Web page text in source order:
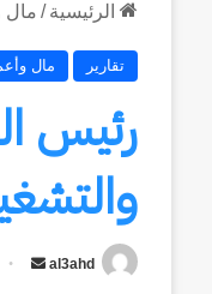
الرئيسية / مال
تقارير مال
رئيس
al3ahd
أرسل